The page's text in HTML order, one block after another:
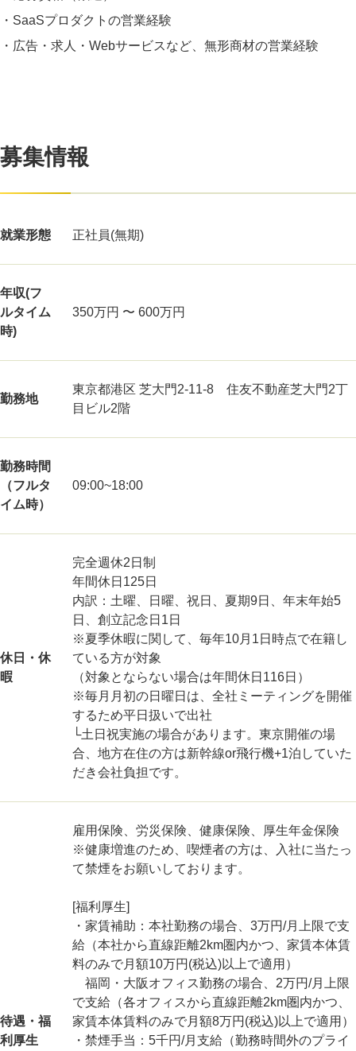
・SaaSプロダクトの営業経験
・広告・求人・Webサービスなど、無形商材の営業経験
募集情報
就業形態 正社員(無期)
年収(フ
ルタイム
時)
350万円 〜 600万円
勤務地
東京都港区 芝大門2-11-8 住友不動産芝大門2丁
目ビル2階
勤務時間
（フルタ
イム時）
09:00~18:00
休日・休
暇
完全週休2日制
年間休日125日
内訳：土曜、日曜、祝日、夏期9日、年末年始5
日、創立記念日1日
※夏季休暇に関して、毎年10月1日時点で在籍し
ている方が対象
（対象とならない場合は年間休日116日）
※毎月月初の日曜日は、全社ミーティングを開催
するため平日扱いで出社
└土日祝実施の場合があります。東京開催の場
合、地方在住の方は新幹線or飛行機+1泊していた
だき会社負担です。
待遇・福
利厚生
雇用保険、労災保険、健康保険、厚生年金保険
※健康増進のため、喫煙者の方は、入社に当たっ
て禁煙をお願いしております。
[福利厚生]
・家賃補助：本社勤務の場合、3万円/月上限で支
給（本社から直線距離2km圏内かつ、家賃本体賃
料のみで月額10万円(税込)以上で適用）
福岡・大阪オフィス勤務の場合、2万円/月上限
で支給（各オフィスから直線距離2km圏内かつ、
家賃本体賃料のみで月額8万円(税込)以上で適用）
・禁煙手当：5千円/月支給（勤務時間外のプライ